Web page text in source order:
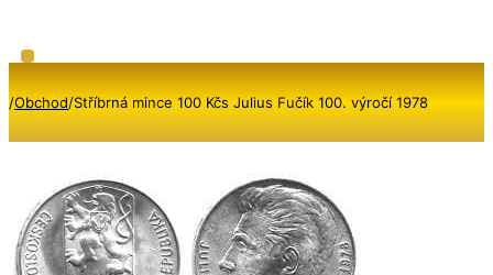
/Obchod/Stříbrná mince 100 Kčs Julius Fučík 100. výročí 1978